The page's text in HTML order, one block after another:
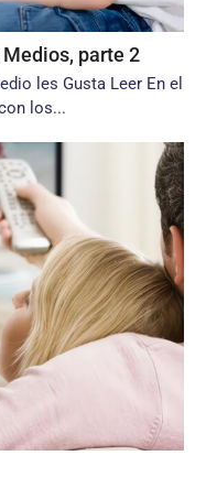
parte 2
les Gusta Leer En el
los...